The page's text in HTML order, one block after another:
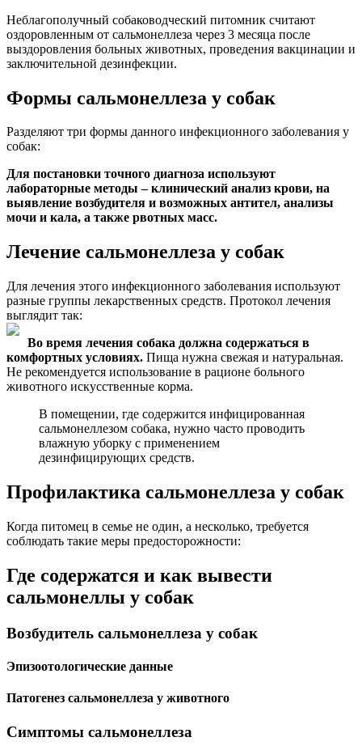
Неблагополучный собаководческий питомник считают
оздоровленным от сальмонеллеза через 3 месяца после
выздоровления больных животных, проведения вакцинации и
заключительной дезинфекции.
Формы сальмонеллеза у собак
Разделяют три формы данного инфекционного заболевания у
собак:
Для постановки точного диагноза используют
лабораторные методы – клинический анализ крови, на
выявление возбудителя и возможных антител, анализы
мочи и кала, а также рвотных масс.
Лечение сальмонеллеза у собак
Для лечения этого инфекционного заболевания используют
разные группы лекарственных средств. Протокол лечения
выглядит так:
Во время лечения собака должна содержаться в
комфортных условиях. Пища нужна свежая и натуральная.
Не рекомендуется использование в рационе больного
животного искусственные корма.
В помещении, где содержится инфицированная
сальмонеллезом собака, нужно часто проводить
влажную уборку с применением
дезинфицирующих средств.
Профилактика сальмонеллеза у собак
Когда питомец в семье не один, а несколько, требуется
соблюдать такие меры предосторожности:
Где содержатся и как вывести
сальмонеллы у собак
Возбудитель сальмонеллеза у собак
Эпизоотологические данные
Патогенез сальмонеллеза у животного
Симптомы сальмонеллеза